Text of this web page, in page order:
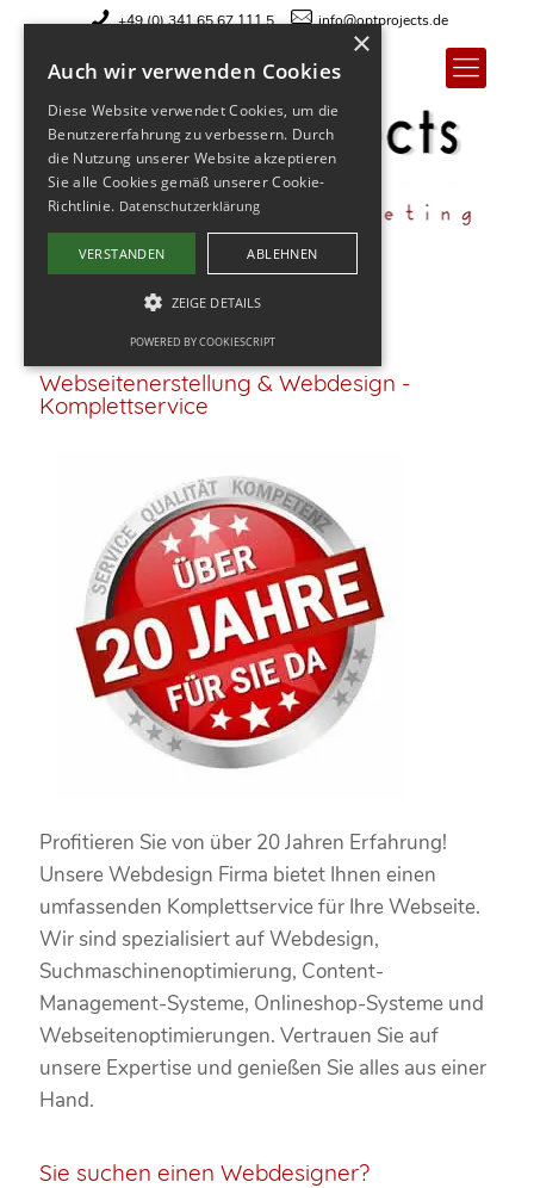
+49 (0) 341 65 67 111 5 info@optprojects.de
Webseitenerstellung & Webdesign -
Komplettservice
Profitieren Sie von über 20 Jahren Erfahrung!
Unsere Webdesign Firma bietet Ihnen einen
umfassenden Komplettservice für Ihre Webseite.
Wir sind spezialisiert auf Webdesign,
Suchmaschinenoptimierung, Content-
Management-Systeme, Onlineshop-Systeme und
Webseitenoptimierungen. Vertrauen Sie auf
unsere Expertise und genießen Sie alles aus einer
Hand.
Sie suchen einen Webdesigner?
×
Auch wir verwenden Cookies
Diese Website verwendet Cookies, um die
Benutzererfahrung zu verbessern. Durch
die Nutzung unserer Website akzeptieren
Sie alle Cookies gemäß unserer Cookie-
Richtlinie. Datenschutzerklärung
VERSTANDEN ABLEHNEN
ZEIGE DETAILS
POWERED BY COOKIESCRIPT